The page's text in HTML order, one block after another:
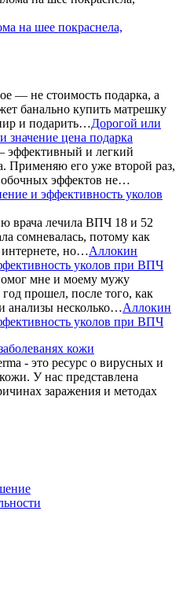
на шее покраснела,
— не стоимость подарка, а
банально купить матрешку
и подарить…Дорогой или
значение цена подарка
эффективный и легкий
Применяю его уже второй раз,
эффектов не…
и эффективность уколов
врача лечила ВПЧ 18 и 52
сомневалась, потому как
интернете, но…Аллокин
уколов при ВПЧ
мне и моему мужу
прошел, после того, как
анализы несколько…Аллокин
уколов при ВПЧ
кожи
- это ресурс о вирусных и
У нас представлена
заражения и методах